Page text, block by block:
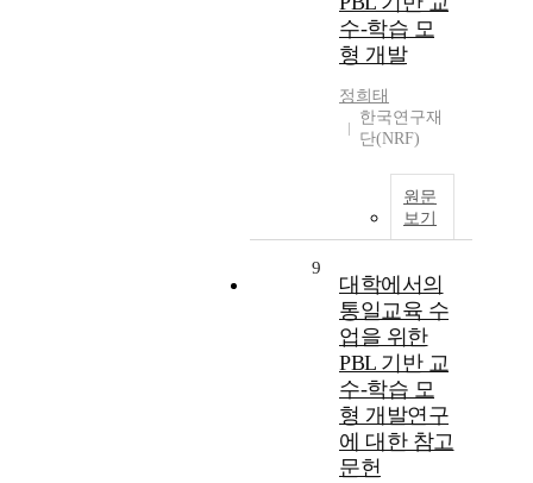
수-학습 모
형 개발
정희태
한국연구재
단(NRF)
원문
보기
9
대학에서의
통일교육 수
업을 위한
PBL 기반 교
수-학습 모
형 개발연구
에 대한 참고
문헌